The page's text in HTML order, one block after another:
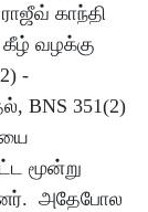
காந்தி
கீழ் வழக்கு
-
BNS 351(2)
மூன்று
அதேபோல